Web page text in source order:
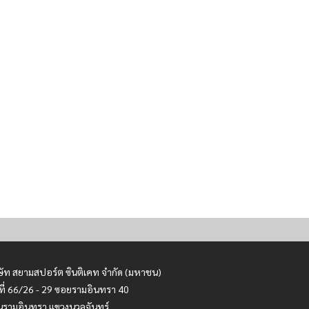
สยามสปอร์ต ซินติเคท จำกัด (มหาชน)
66/26 - 29 ซอยรามอินทรา 40
ามอินทรา แขวงนวลจันทร์